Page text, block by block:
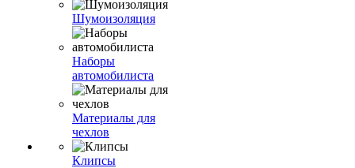
Шумоизоляция
Наборы
автомобилиста
Материалы для
чехлов
Клипсы